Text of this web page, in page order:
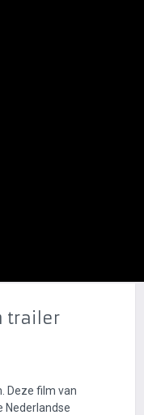
trailer
Deze film van
Nederlandse